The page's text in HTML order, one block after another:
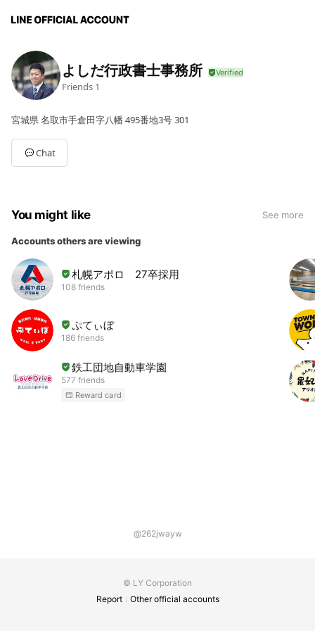
よしだ行政書士事務所
Friends 1
宮城県 名取市手倉田字八幡 495番地3号 301
Chat
You might like See more
Accounts others are viewing
札幌アポロ 27卒採用
108 friends
ぷてぃぼ
186 friends
鉄工団地自動車学園
577 friends
Reward card
@262jwayw
© LY Corporation
Report
Other official accounts